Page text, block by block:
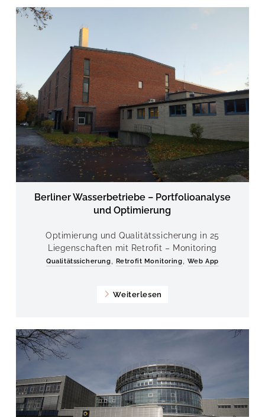
Berliner Wasserbetriebe – Portfolioanalyse
und Optimierung
Optimierung und Qualitätssicherung in 25
Liegenschaften mit Retrofit – Monitoring
Qualitätssicherung Retrofit Monitoring Web App
Weiterlesen